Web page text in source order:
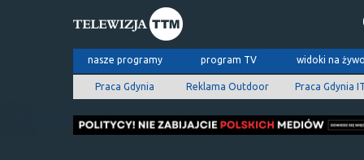
nasze programy program TV widoki na
Praca Gdynia Reklama Outdoor Praca Gdynia